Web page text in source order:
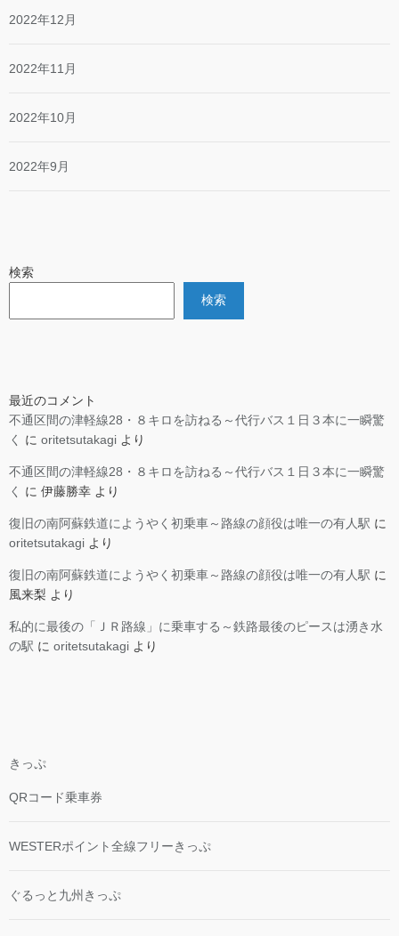
2022年12月
2022年11月
2022年10月
2022年9月
検索
検索
最近のコメント
不通区間の津軽線28・８キロを訪ねる～代行バス１日３本に一瞬驚
く
に oritetsutakagi より
不通区間の津軽線28・８キロを訪ねる～代行バス１日３本に一瞬驚
く
に 伊藤勝幸 より
復旧の南阿蘇鉄道にようやく初乗車～路線の顔役は唯一の有人駅 に
oritetsutakagi より
復旧の南阿蘇鉄道にようやく初乗車～路線の顔役は唯一の有人駅 に
風来梨 より
私的に最後の「ＪＲ路線」に乗車する～鉄路最後のピースは湧き水
の駅 に oritetsutakagi より
きっぷ
QRコード乗車券
WESTERポイント全線フリーきっぷ
ぐるっと九州きっぷ